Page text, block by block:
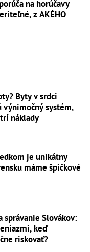
na horúčavy
z AKÉHO
Byty v srdci
výnimočný systém,
náklady
je unikátny
máme špičkové
správanie Slovákov:
keď
riskovať?